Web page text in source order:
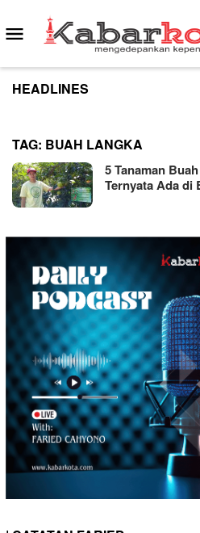
to
content
Mobile
Menu
HEADLINES
TAG: BUAH LANGKA
5 Tanaman
Ternyata Ada di